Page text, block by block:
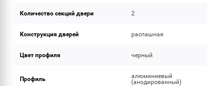
Количество секций двери 2
Конструкция дверей распашная
Цвет профиля черный
Профиль
алюминиевый
(анодированный)